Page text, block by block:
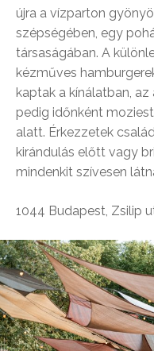
újra a vízparton
szépségében, egy
társaságában. A
kézműves
kaptak a kínálatban,
pedig időnként
alatt. Érkezzetek
kirándulás előtt vagy
mindenkit szívesen
1044 Budapest, Zsilip